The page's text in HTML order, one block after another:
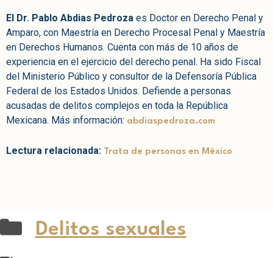
El Dr. Pablo Abdias Pedroza es Doctor en Derecho Penal y
Amparo, con Maestría en Derecho Procesal Penal y Maestría
en Derechos Humanos. Cuenta con más de 10 años de
experiencia en el ejercicio del derecho penal. Ha sido Fiscal
del Ministerio Público y consultor de la Defensoría Pública
Federal de los Estados Unidos. Defiende a personas
acusadas de delitos complejos en toda la República
Mexicana. Más información: abdiaspedroza.com
Lectura relacionada: Trata de personas en México
Delitos sexuales